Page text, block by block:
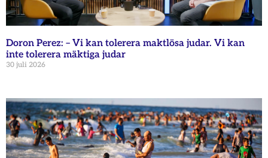
Doron Perez: – Vi kan tolerera maktlösa judar. Vi kan
inte tolerera mäktiga judar
30 juli 2026